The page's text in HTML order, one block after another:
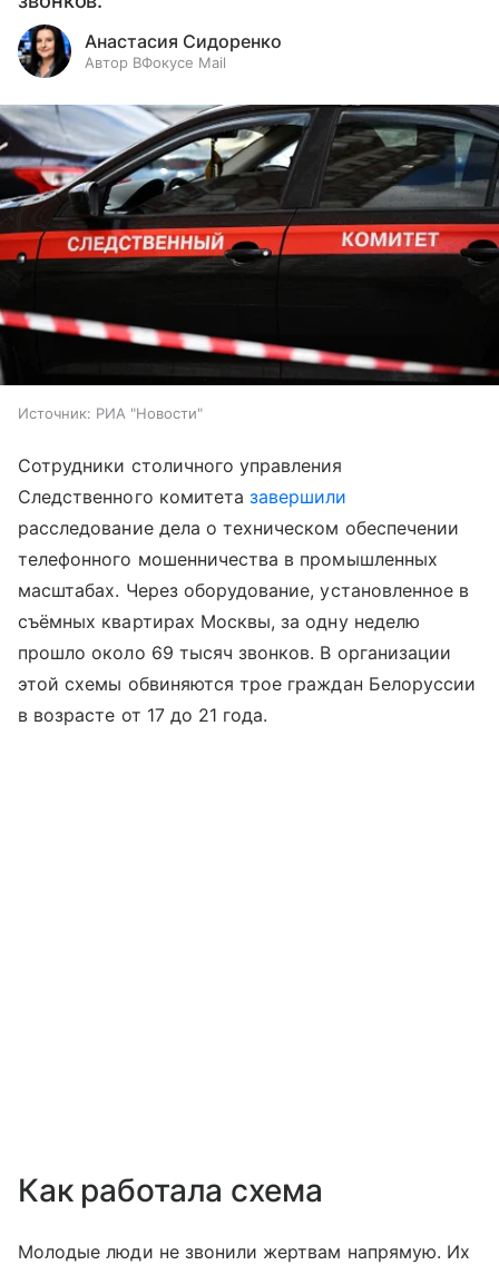
Анастасия Сидоренко
Автор ВФокусе Mail
Источник: РИА "Новости"
Сотрудники столичного управления
Следственного комитетазавершили
расследование дела о техническом обеспечении
телефонного мошенничества в промышленных
масштабах. Через оборудование, установленное в
съёмных квартирах Москвы, за одну неделю
прошло около 69 тысяч звонков. В организации
этой схемы обвиняются трое граждан Белоруссии
в возрасте от 17 до 21 года.
Как работала схема
Молодые люди не звонили жертвам напрямую. Их